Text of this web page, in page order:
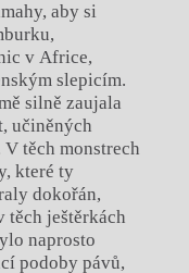
aby si
v Africe,
slepicím.
silně zaujala
učiněných
těch monstrech
které ty
dokořán,
těch ještěrkách
naprosto
podoby pávů,